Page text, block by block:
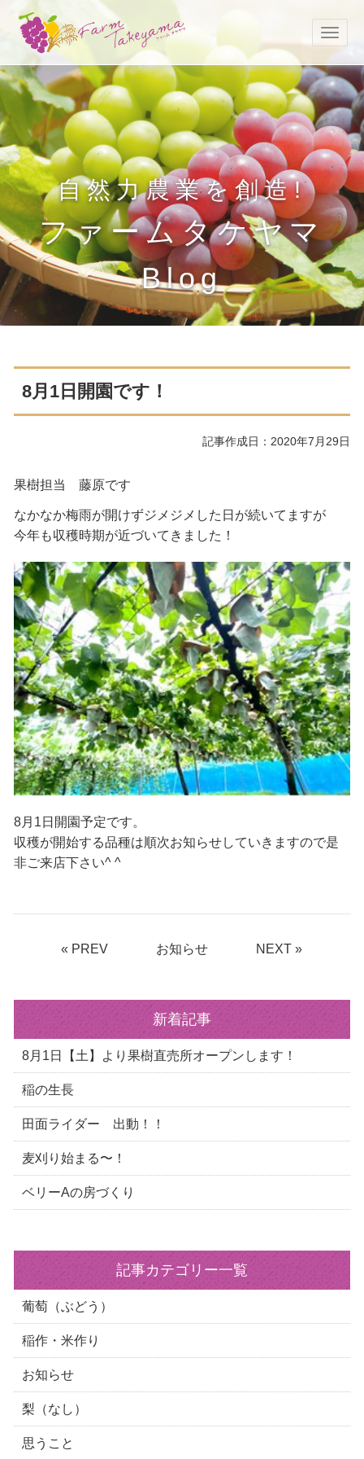
自然力農業を創造!
ファームタケヤマ
Blog
8月1日開園です！
記事作成日：2020年7月29日
果樹担当 藤原です
なかなか梅雨が開けずジメジメした日が続いてますが
今年も収穫時期が近づいてきました！
8月1日開園予定です。
収穫が開始する品種は順次お知らせしていきますので是
非ご来店下さい^ ^
« PREV お知らせ NEXT »
新着記事
8月1日【土】より果樹直売所オープンします！
稲の生長
田面ライダー 出動！！
麦刈り始まる〜！
ベリーAの房づくり
記事カテゴリー一覧
葡萄（ぶどう）
稲作・米作り
お知らせ
梨（なし）
思うこと